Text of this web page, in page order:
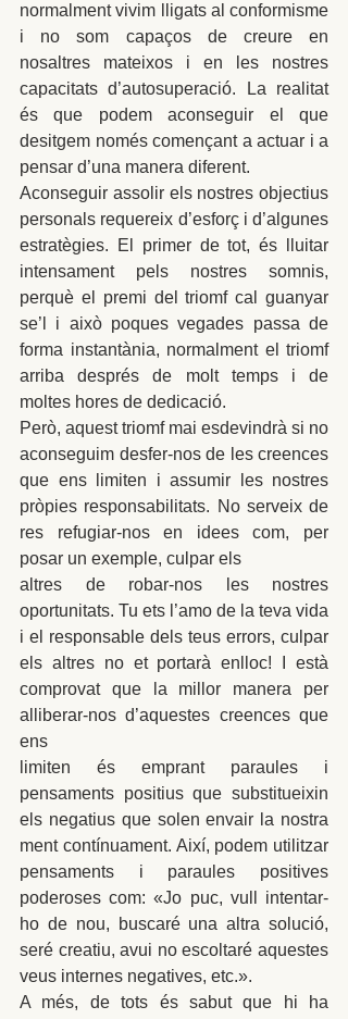
normalment vivim lligats al conformisme
i no som capaços de creure en
nosaltres mateixos i en les nostres
capacitats d’autosuperació. La realitat
és que podem aconseguir el que
desitgem només començant a actuar i a
pensar d’una manera diferent.
Aconseguir assolir els nostres objectius
personals requereix d’esforç i d’algunes
estratègies. El primer de tot, és lluitar
intensament pels nostres somnis,
perquè el premi del triomf cal guanyar
se’l i això poques vegades passa de
forma instantània, normalment el triomf
arriba després de molt temps i de
moltes hores de dedicació.
Però, aquest triomf mai esdevindrà si no
aconseguim desfer-nos de les creences
que ens limiten i assumir les nostres
pròpies responsabilitats. No serveix de
res refugiar-nos en idees com, per
posar un exemple, culpar els
altres de robar-nos les nostres
oportunitats. Tu ets l’amo de la teva vida
i el responsable dels teus errors, culpar
els altres no et portarà enlloc! I està
comprovat que la millor manera per
alliberar-nos d’aquestes creences que
ens
limiten és emprant paraules i
pensaments positius que substitueixin
els negatius que solen envair la nostra
ment contínuament. Així, podem utilitzar
pensaments i paraules positives
poderoses com: «Jo puc, vull intentar-
ho de nou, buscaré una altra solució,
seré creatiu, avui no escoltaré aquestes
veus internes negatives, etc.».
A més, de tots és sabut que hi ha